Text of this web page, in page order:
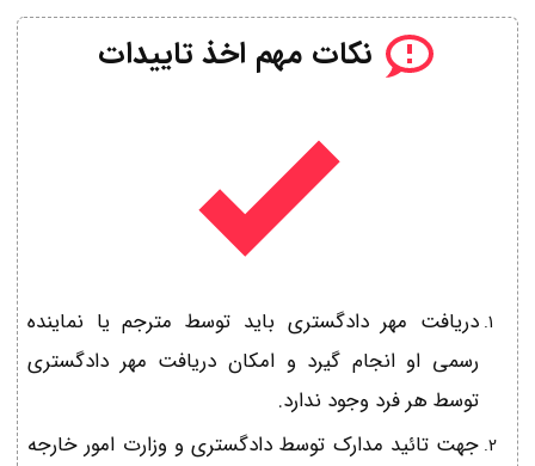
نکات مهم اخذ تاییدات
دریافت مهر دادگستری باید توسط مترجم یا نماینده
رسمی او انجام گیرد و امکان دریافت مهر دادگستری
توسط هر فرد وجود ندارد.
جهت تائید مدارک توسط دادگستری و وزارت امور خارجه